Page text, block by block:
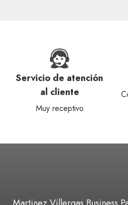
Entrega rápida.
Con nuestros socios UPS
y DHL